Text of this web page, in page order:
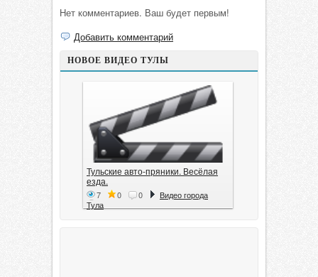
Нет комментариев. Ваш будет первым!
Добавить комментарий
НОВОЕ ВИДЕО ТУЛЫ
Тульские авто-пряники. Весёлая
езда.
7 0 0
Видео города
Тула